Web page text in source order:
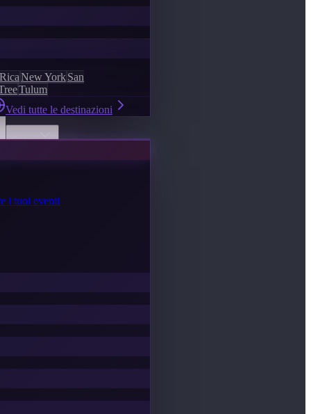
New YorkSan
Tulum
Vedi tutte le destinazioni
Scopri
i tuoi eventi